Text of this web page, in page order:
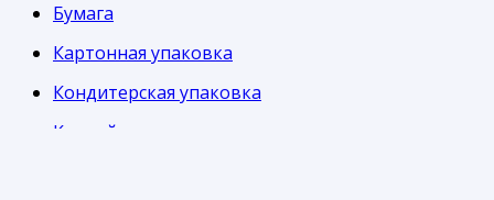
Бумага
Картонная упаковка
Кондитерская упаковка
Контейнеры